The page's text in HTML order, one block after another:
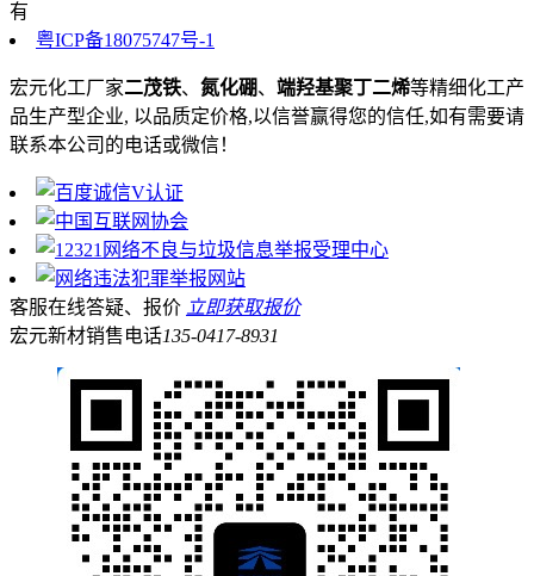
有
粤ICP备18075747号-1
宏元化工厂家二茂铁、 氮化硼、 端羟基聚丁二烯等精细化工产
品生产型企业, 以品质定价格,以信誉赢得您的信任,如有需要请
联系本公司的电话或微信！
客服在线答疑、报价 立即获取报价
宏元新材销售电话135-0417-8931